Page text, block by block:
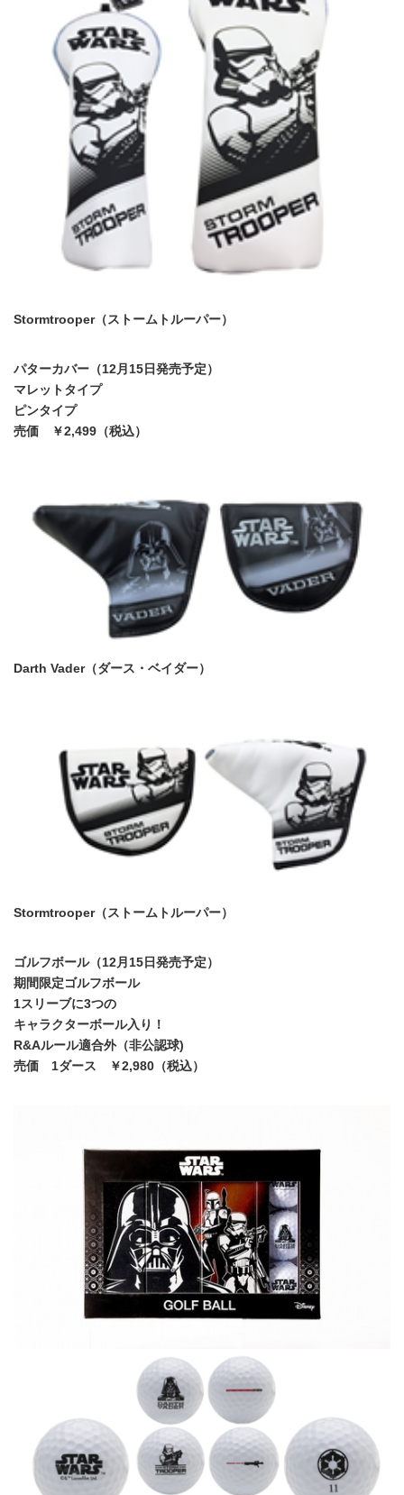
Stormtrooper（ストームトルーパー）
パターカバー（12月15日発売予定）
マレットタイプ
ピンタイプ
売価 ￥2,499（税込）
Darth Vader（ダース・ベイダー）
Stormtrooper（ストームトルーパー）
ゴルフボール（12月15日発売予定）
期間限定ゴルフボール
1スリーブに3つの
キャラクターボール入り！
R&Aルール適合外（非公認球)
売価 1ダース ￥2,980（税込）